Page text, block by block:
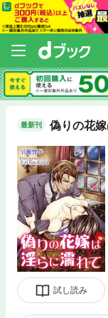
最新刊 偽りの花
試し読み